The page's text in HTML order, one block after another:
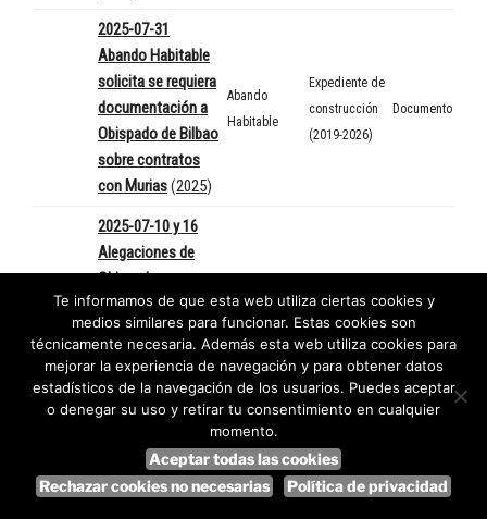
2025-07-31
Abando Habitable
solicita se requiera
documentación a
Obispado de Bilbao
sobre contratos
con Murias(2025)
Abando
Habitable
Expediente de
construcción
(2019-2026)
Documento
2025-07-10 y 16
Alegaciones de
Obispado a
declaración de
caducidad de la
licencia de 10 y 16
de julio( 2025)
Obispado de
Bilbao
construcción
(2019-2026)
Documento
2025-06-27
Apertura trámite de
audiencia a
Obispado sobre
Urbanismo
(Ayuntamiento
Expediente de
construcción
Documento
Informe
Te informamos de que esta web utiliza ciertas cookies y
medios similares para funcionar. Estas cookies son
técnicamente necesaria. Además esta web utiliza cookies para
mejorar la experiencia de navegación y para obtener datos
estadísticos de la navegación de los usuarios. Puedes aceptar
o denegar su uso y retirar tu consentimiento en cualquier
momento.
Aceptar todas las cookies
Rechazar cookies no necesarias
Política de privacidad